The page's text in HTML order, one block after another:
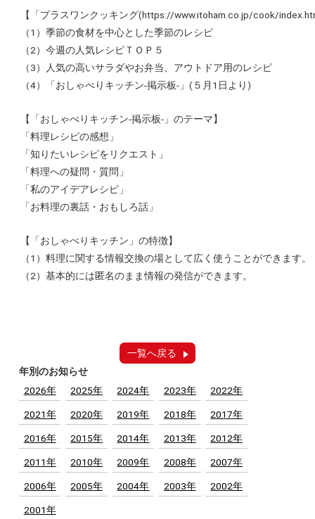
【「プラスワンクッキング(https://www.itoham.co.jp/cook/
（1）季節の食材を中心とした季節のレシピ
（2）今週の人気レシピＴＯＰ５
（3）人気の高いサラダやお弁当、アウトドア用のレシピ
（4）「おしゃべりキッチン‐掲示板‐」(５月1日より)
【「おしゃべりキッチン‐掲示板‐」のテーマ】
「料理レシピの感想」
「知りたいレシピをリクエスト」
「料理への疑問・質問」
「私のアイデアレシピ」
「お料理の裏話・おもしろ話」
【「おしゃべりキッチン」の特徴】
（1）料理に関する情報交換の場として広く使うことができます。
（2）基本的には匿名のまま情報の発信ができます。
一覧へ戻る
年別のお知らせ
2026年
2025年 2024年 2023年 2022年
2021年 2020年 2019年 2018年 2017年
2016年 2015年 2014年 2013年 2012年
2011年 2010年 2009年 2008年 2007年
2006年 2005年 2004年 2003年 2002年
2001年